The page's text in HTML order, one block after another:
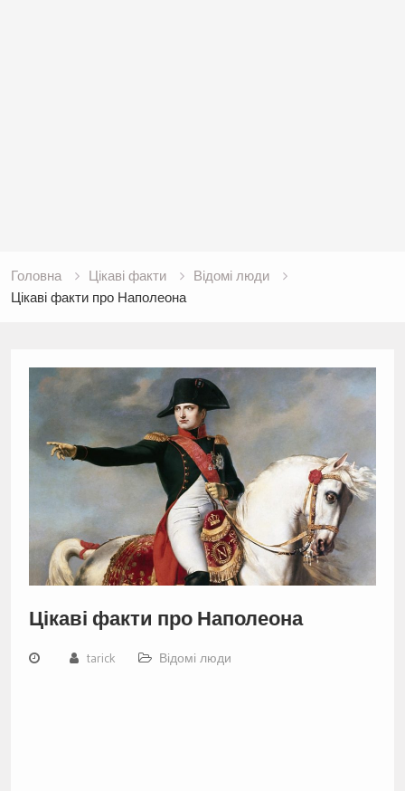
Головна Цікаві факти
Відомі люди
Цікаві факти про Наполеона
Цікаві факти про Наполеона
tarick Відомі люди